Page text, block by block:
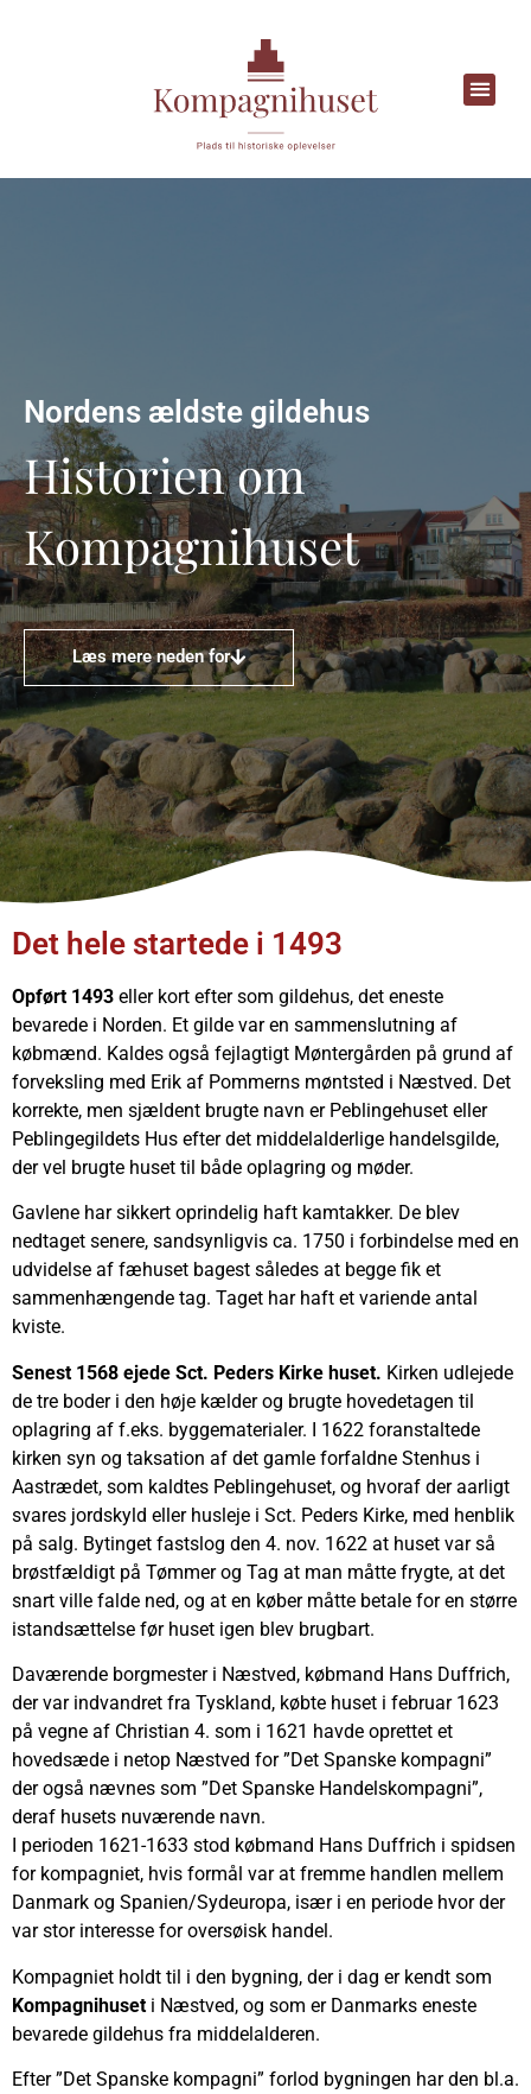
FORSIDE
Nordens ældste gildehus
Historien om
Kompagnihuset
Læs mere neden for
Det hele startede i 1493
Opført 1493 eller kort efter som gildehus, det eneste
bevarede i Norden. Et gilde var en sammenslutning af
købmænd. Kaldes også fejlagtigt Møntergården på grund af
forveksling med Erik af Pommerns møntsted i Næstved. Det
korrekte, men sjældent brugte navn er Peblingehuset eller
Peblingegildets Hus efter det middelalderlige handelsgilde,
der vel brugte huset til både oplagring og møder.
Gavlene har sikkert oprindelig haft kamtakker. De blev
nedtaget senere, sandsynligvis ca. 1750 i forbindelse med en
udvidelse af fæhuset bagest således at begge fik et
sammenhængende tag. Taget har haft et variende antal
kviste.
Senest 1568 ejede Sct. Peders Kirke huset. Kirken udlejede
de tre boder i den høje kælder og brugte hovedetagen til
oplagring af f.eks. byggematerialer. I 1622 foranstaltede
kirken syn og taksation af det gamle forfaldne Stenhus i
Aastrædet, som kaldtes Peblingehuset, og hvoraf der aarligt
svares jordskyld eller husleje i Sct. Peders Kirke, med henblik
på salg. Bytinget fastslog den 4. nov. 1622 at huset var så
brøstfældigt på Tømmer og Tag at man måtte frygte, at det
snart ville falde ned, og at en køber måtte betale for en større
istandsættelse før huset igen blev brugbart.
Daværende borgmester i Næstved, købmand Hans Duffrich,
der var indvandret fra Tyskland, købte huset i februar 1623
på vegne af Christian 4. som i 1621 havde oprettet et
hovedsæde i netop Næstved for ”Det Spanske kompagni”
der også nævnes som ”Det Spanske Handelskompagni”,
deraf husets nuværende navn.
I perioden 1621-1633 stod købmand Hans Duffrich i spidsen
for kompagniet, hvis formål var at fremme handlen mellem
Danmark og Spanien/Sydeuropa, især i en periode hvor der
var stor interesse for oversøisk handel.
Kompagniet holdt til i den bygning, der i dag er kendt som
Kompagnihuset i Næstved, og som er Danmarks eneste
bevarede gildehus fra middelalderen.
Efter ”Det Spanske kompagni” forlod bygningen har den bl.a.